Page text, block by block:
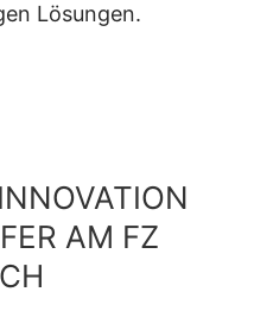
Lösungen.
AM FZ